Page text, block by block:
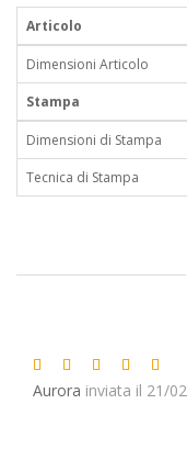
Articolo
Dimensioni Articolo
Stampa
Dimensioni di Stampa
Tecnica di Stampa
Aurora inviata il 21/